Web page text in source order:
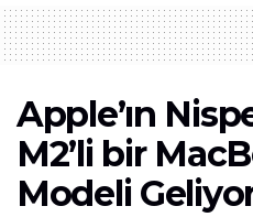
Apple’ın
M2’li bir
Modeli